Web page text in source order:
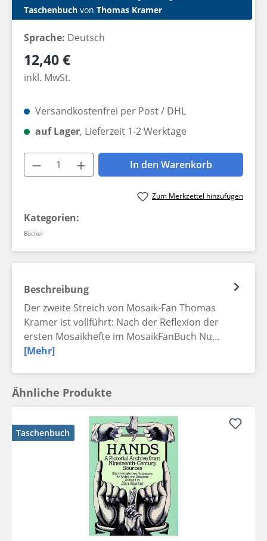
Taschenbuch von Thomas Kramer
Sprache: Deutsch
Regulärer Preis:
12,40 €
inkl. MwSt.
Versandkostenfrei per Post / DHL
auf Lager, Lieferzeit 1-2 Werktage
Produkt Anzahl: Gib den
In den Warenkorb
Zum Merkzettel hinzufügen
Kategorien:
Bücher
Beschreibung
Der zweite Streich von Mosaik-Fan Thomas
Kramer ist vollführt: Nach der Reflexion der
ersten Mosaikhefte im MosaikFanBuch Nu…
[Mehr]
Ähnliche Produkte
Taschenbuch